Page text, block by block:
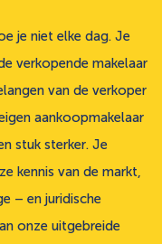
je niet elke dag. Je
verkopende makelaar
van de verkoper
aankoopmakelaar
stuk sterker. Je
kennis van de markt,
– en juridische
onze uitgebreide